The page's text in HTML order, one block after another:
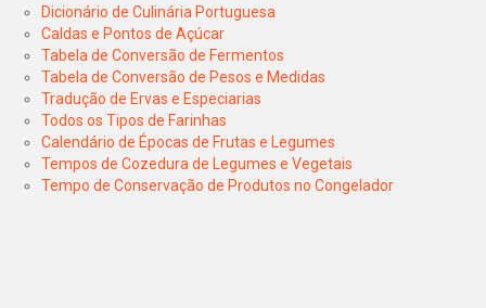
Dicionário de Culinária Portuguesa
Caldas e Pontos de Açúcar
Tabela de Conversão de Fermentos
Tabela de Conversão de Pesos e Medidas
Tradução de Ervas e Especiarias
Todos os Tipos de Farinhas
Calendário de Épocas de Frutas e Legumes
Tempos de Cozedura de Legumes e Vegetais
Tempo de Conservação de Produtos no Congelador